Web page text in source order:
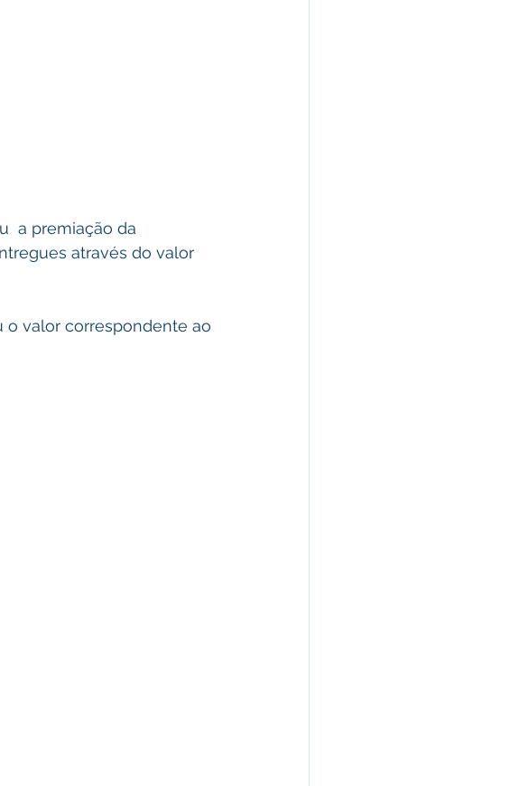
a premiação da
através do valor
o valor correspondente ao